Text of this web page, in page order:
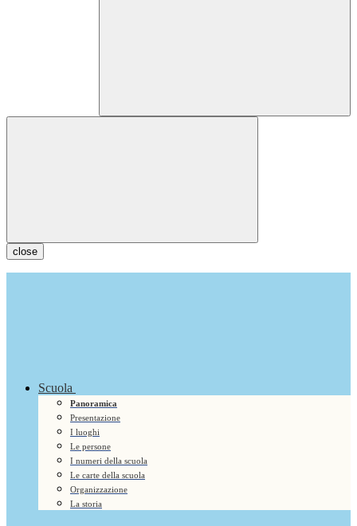
close
Scuola
Panoramica
Presentazione
I luoghi
Le persone
I numeri della scuola
Le carte della scuola
Organizzazione
La storia